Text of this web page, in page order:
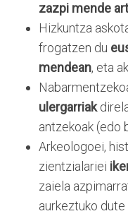
zazpi mende
Hizkuntza
frogatzen du
mendean, eta
ulergarriak
antzekoak (edo
Arkeologoei,
zientzialariei
zaiela
aurkeztuko dute